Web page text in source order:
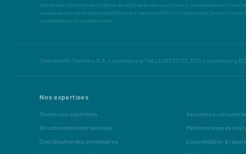
Odax Wealth Partners France SAS est enregistrée en tant que Conseil en Investissements
soumise au contrôle de l'Autorité des Marchés Financiers (AMF) et de l'Autorité de Contrôle
investissement ni une sollicitation.
Odax Wealth Partners S.A., Luxembourg·TVA LU36537732, RCS Luxembourg
Nos expertises
Toutes nos expertises Assurance-vie
Structuration internationale
Patrimoine après
Coordination des prestataires
Consolidation &